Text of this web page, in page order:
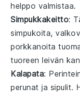
helppo valmistaa.
Simpukkakeitto:
simpukoita,
porkkanoita
tuoreen leivän
Kalapata:
perunat ja sipulit.